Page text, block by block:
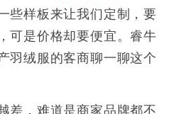
些样板来让我们定制，要
可是价格却要便宜。睿牛
羽绒服的客商聊一聊这个
，难道是商家品牌都不